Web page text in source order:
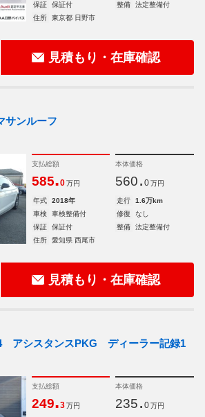
保証
保証付 整備
法定整備付
住所
東京都 日野市
見積もり・在庫確認
サンルーフ
支払総額
585.0 万円
本体価格
560. 0 万円
年式 2018年 走行
1.6万km
車検
車検整備付 修復
なし
保証
保証付 整備
法定整備付
住所
愛知県 西尾市
見積もり・在庫確認
アシスタンスPKG ディーラー記録1
支払総額
249.3 万円
本体価格
235. 0 万円